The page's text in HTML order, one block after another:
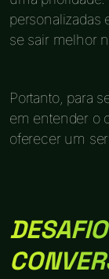
personalizadas
se sair melhor
Portanto, para
em entender o
oferecer um